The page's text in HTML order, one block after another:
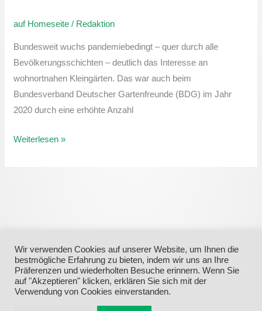
auf Homeseite / Redaktion
Bundesweit wuchs pandemiebedingt – quer durch alle
Bevölkerungsschichten – deutlich das Interesse an
wohnortnahen Kleingärten. Das war auch beim
Bundesverband Deutscher Gartenfreunde (BDG) im Jahr
2020 durch eine erhöhte Anzahl
Fokus
der
Medien
Weiterlesen »
Menü
Wir verwenden Cookies auf unserer Website, um Ihnen die
bestmögliche Erfahrung zu bieten, indem wir uns an Ihre
Präferenzen und wiederholten Besuche erinnern. Wenn Sie
auf "Akzeptieren" klicken, erklären Sie sich mit der
Verwendung von Cookies einverstanden.